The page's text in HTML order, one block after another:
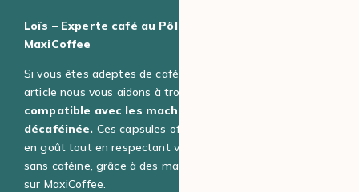
Loïs – Experte café au Pôle expertise café chez
MaxiCoffee
Si vous êtes adeptes de cafés sans caféine, dans cet
article nous vous aidons à trouver
compatible avec les machines Nespresso® Original
décaféinée. Ces capsules offrent une expérience riche
en goût tout en respectant vos préférences pour un café
sans caféine, grâce à des marques de qualité disponibles
sur MaxiCoffee.